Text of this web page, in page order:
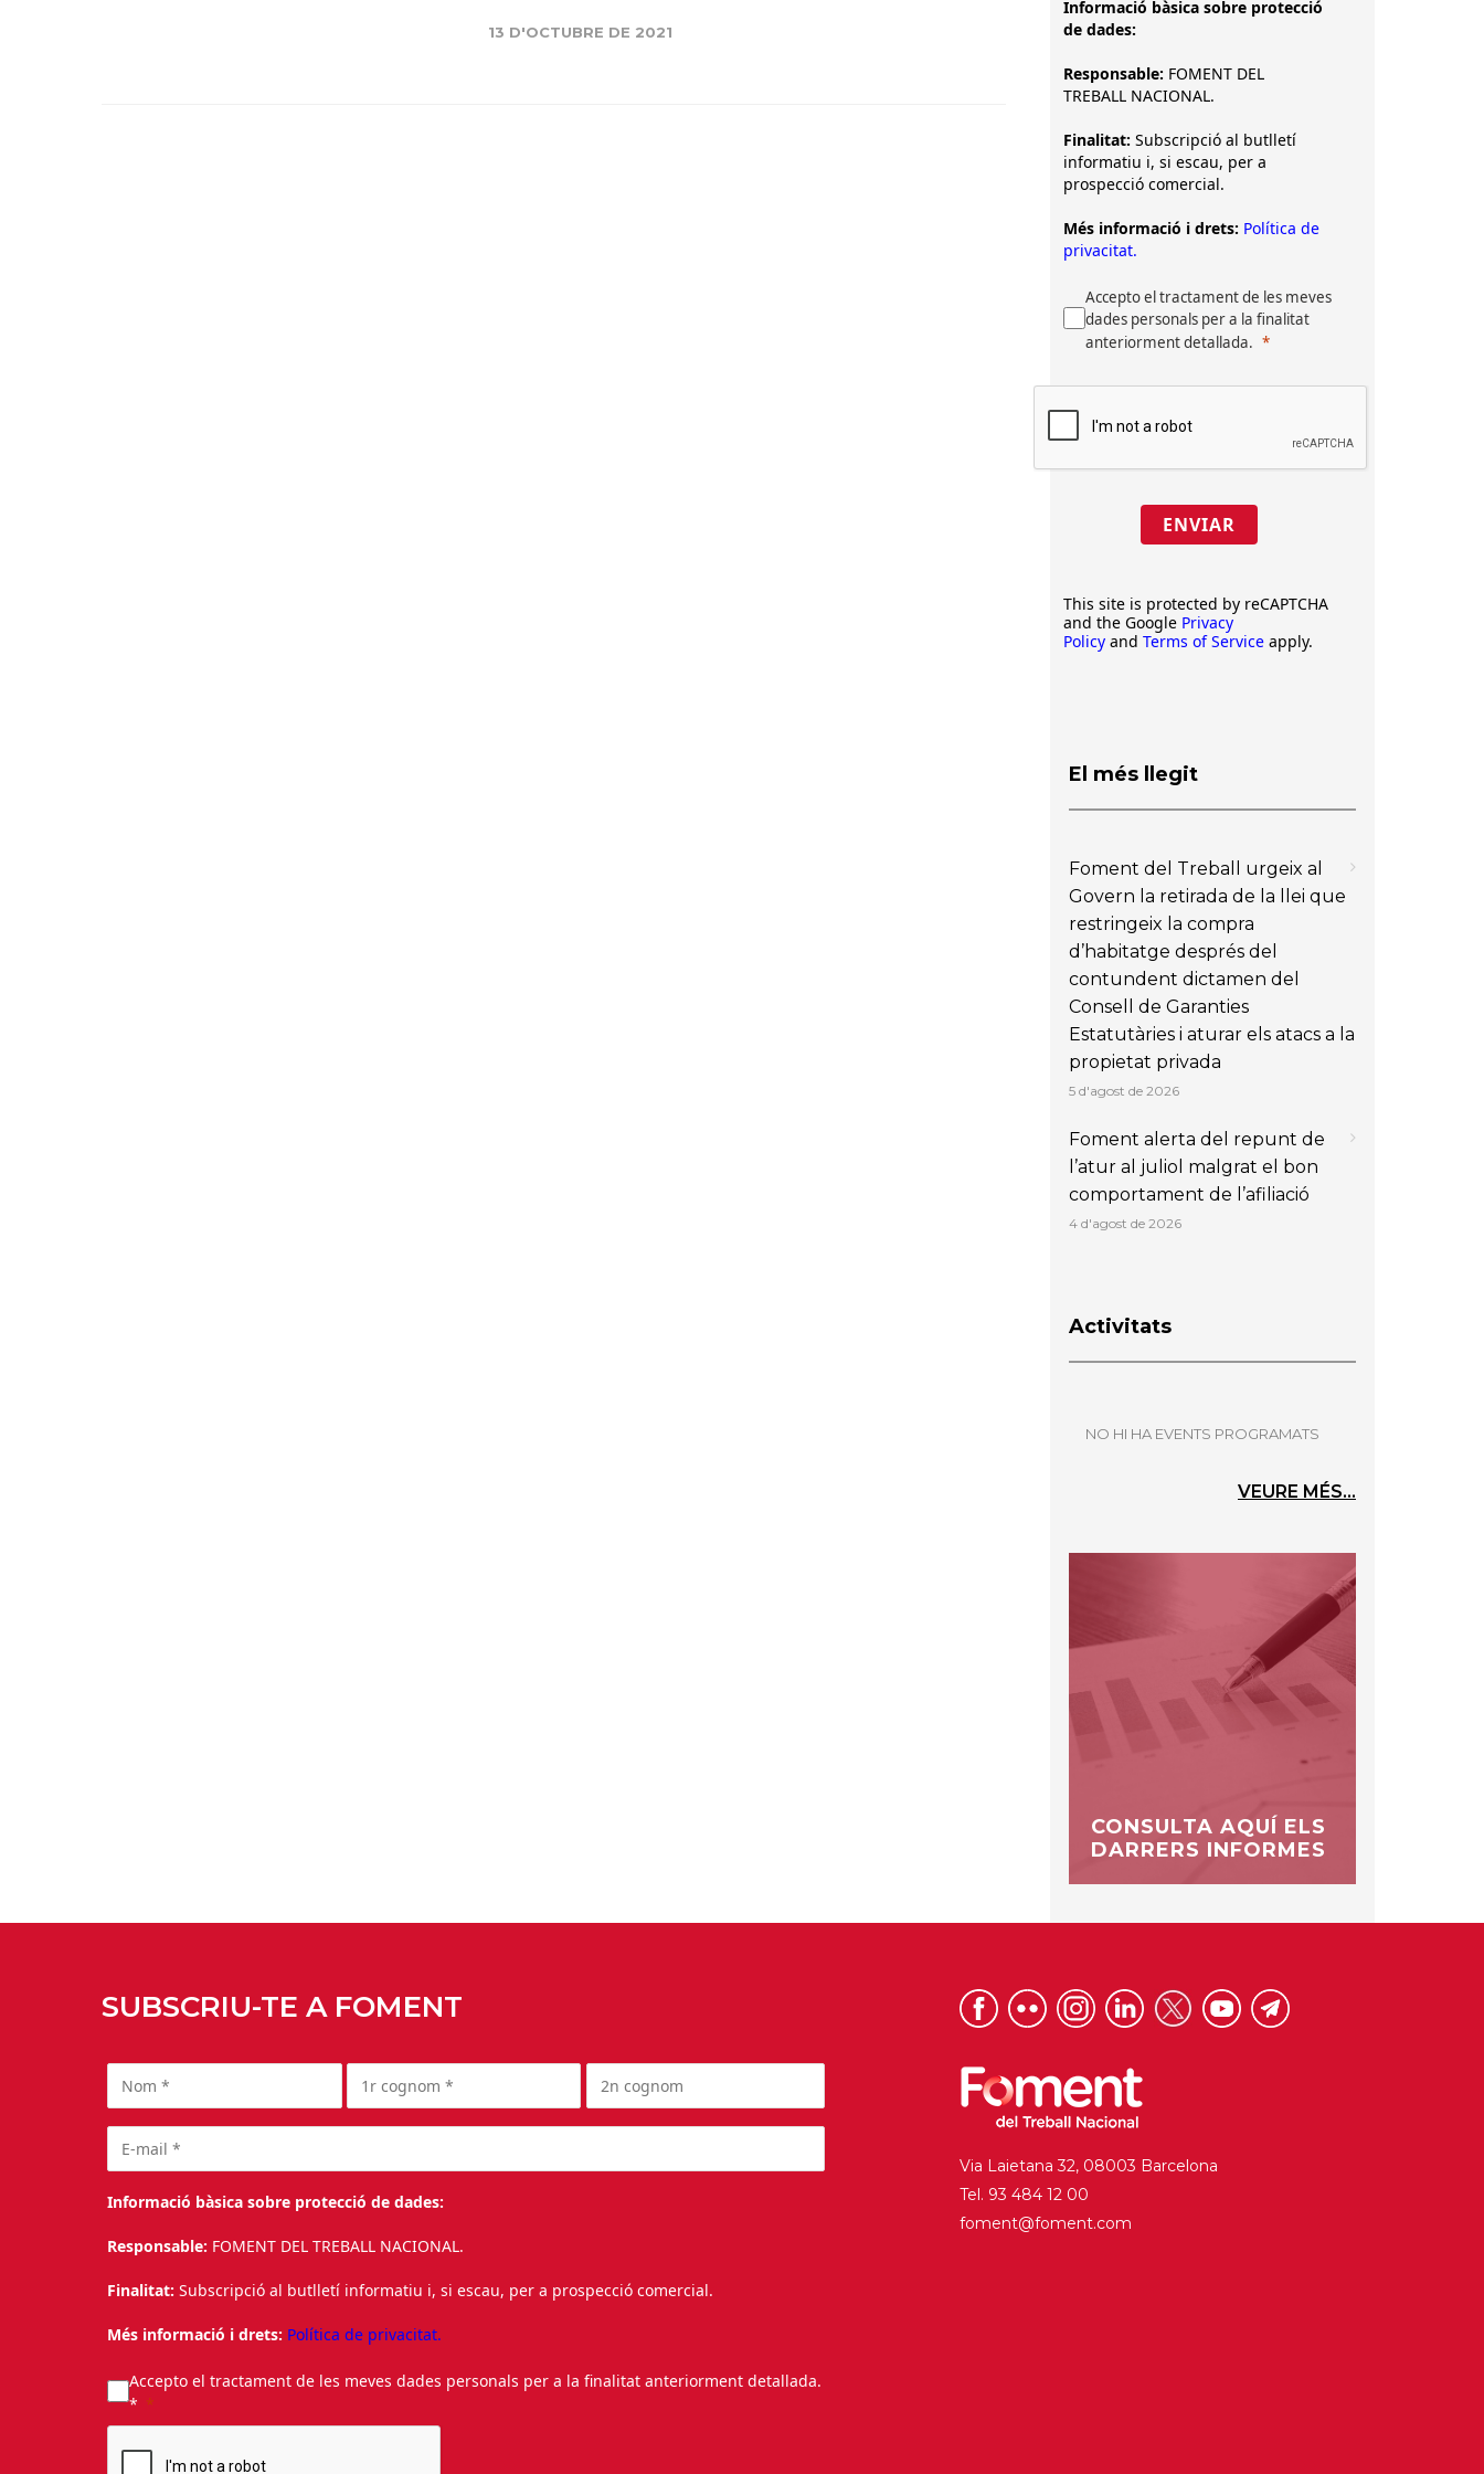
13 D'OCTUBRE DE 2021
Informació bàsica sobre protecció
de dades:
Responsable: FOMENT DEL
TREBALL NACIONAL.
Finalitat: Subscripció al butlletí
informatiu i, si escau, per a
prospecció comercial.
Més informació i drets: Política de
privacitat.
Accepto el tractament de les meves
dades personals per a la finalitat
anteriorment detallada.
ENVIAR
This site is protected by reCAPTCHA
and the Google Privacy
Policy and Terms of Service apply.
El més llegit
Foment del Treball urgeix al
Govern la retirada de la llei que
restringeix la compra
d’habitatge després del
contundent dictamen del
Consell de Garanties
Estatutàries i aturar els atacs a la
propietat privada
5 d'agost de 2026
Foment alerta del repunt de
l’atur al juliol malgrat el bon
comportament de l’afiliació
4 d'agost de 2026
Activitats
NO HI HA EVENTS PROGRAMATS
VEURE MÉS...
CONSULTA AQUÍ ELS
DARRERS INFORMES
SUBSCRIU-TE A FOMENT
Informació bàsica sobre protecció de dades:
Responsable: FOMENT DEL TREBALL NACIONAL.
Finalitat: Subscripció al butlletí informatiu i, si escau, per a prospecció comercial.
Més informació i drets: Política de privacitat.
Accepto el tractament de les meves dades personals per a la finalitat anteriorment detallada.
*
Via Laietana 32, 08003 Barcelona
Tel. 93 484 12 00
foment@foment.com